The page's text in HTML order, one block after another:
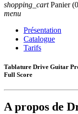
shopping_cart Panier
menu
Présentation
Catalogue
Tarifs
Tablature Drive Guitar
Full Score
A propos de